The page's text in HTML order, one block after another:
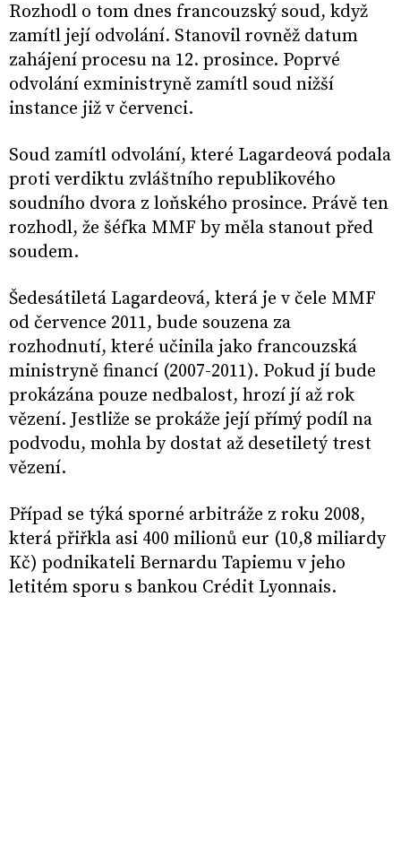
Rozhodl o tom dnes francouzský soud, když
zamítl její odvolání. Stanovil rovněž datum
zahájení procesu na 12. prosince. Poprvé
odvolání exministryně zamítl soud nižší
instance již v červenci.
Soud zamítl odvolání, které Lagardeová podala
proti verdiktu zvláštního republikového
soudního dvora z loňského prosince. Právě ten
rozhodl, že šéfka MMF by měla stanout před
soudem.
Šedesátiletá Lagardeová, která je v čele MMF
od července 2011, bude souzena za
rozhodnutí, které učinila jako francouzská
ministryně financí (2007-2011). Pokud jí bude
prokázána pouze nedbalost, hrozí jí až rok
vězení. Jestliže se prokáže její přímý podíl na
podvodu, mohla by dostat až desetiletý trest
vězení.
Případ se týká sporné arbitráže z roku 2008,
která přiřkla asi 400 milionů eur (10,8 miliardy
Kč) podnikateli Bernardu Tapiemu v jeho
letitém sporu s bankou Crédit Lyonnais.